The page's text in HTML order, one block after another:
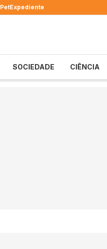
PetExpediente
SOCIEDADE CIÊNCIA